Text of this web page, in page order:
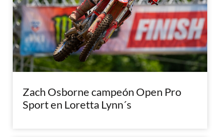
Zach Osborne campeón Open Pro
Sport en Loretta Lynn´s